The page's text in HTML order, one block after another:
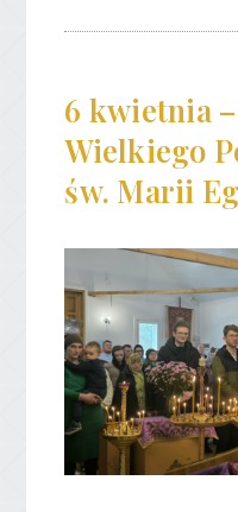
6 kwietnia
Wielkiego
św. Marii